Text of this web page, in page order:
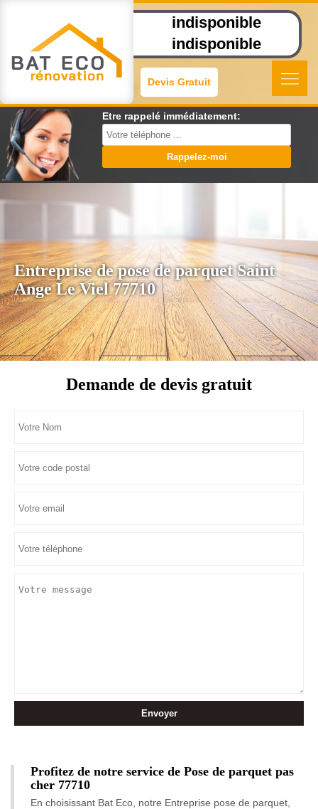
indisponible
indisponible
Devis Gratuit
Etre rappelé immédiatement:
Entreprise de pose de parquet Saint
Ange Le Viel 77710
Demande de devis gratuit
Profitez de notre service de Pose de parquet pas
cher 77710
En choisissant Bat Eco, notre Entreprise pose de parquet,